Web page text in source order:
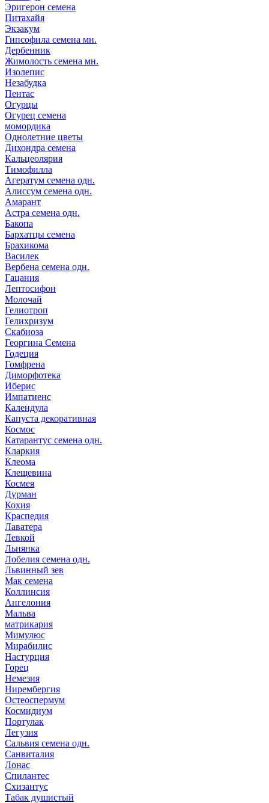
Эригерон семена
Питахайя
Экзакум
Гипсофила семена мн.
Дербенник
Жимолость семена мн.
Изолепис
Незабудка
Пентас
Огурцы
Огурец семена
момордика
Однолетние цветы
Дихондра семена
Кальцеолярия
Тимофилла
Агератум семена одн.
Алиссум семена одн.
Амарант
Астра семена одн.
Бакопа
Бархатцы семена
Брахикома
Василек
Вербена семена одн.
Гацания
Лептосифон
Молочай
Гелиотроп
Гелихризум
Скабиоза
Георгина Семена
Годеция
Гомфрена
Диморфотека
Иберис
Импатиенс
Календула
Капуста декоративная
Космос
Катарантус семена одн.
Кларкия
Клеома
Клещевина
Космея
Дурман
Кохия
Краспедия
Лаватера
Левкой
Льнянка
Лобелия семена одн.
Львинный зев
Мак семена
Коллинсия
Ангелония
Мальва
матрикария
Мимулюс
Мирабилис
Настурция
Горец
Немезия
Нирембергия
Остеоспермум
Космидиум
Портулак
Легузия
Сальвия семена одн.
Санвиталия
Лонас
Спилантес
Схизантус
Табак душистый